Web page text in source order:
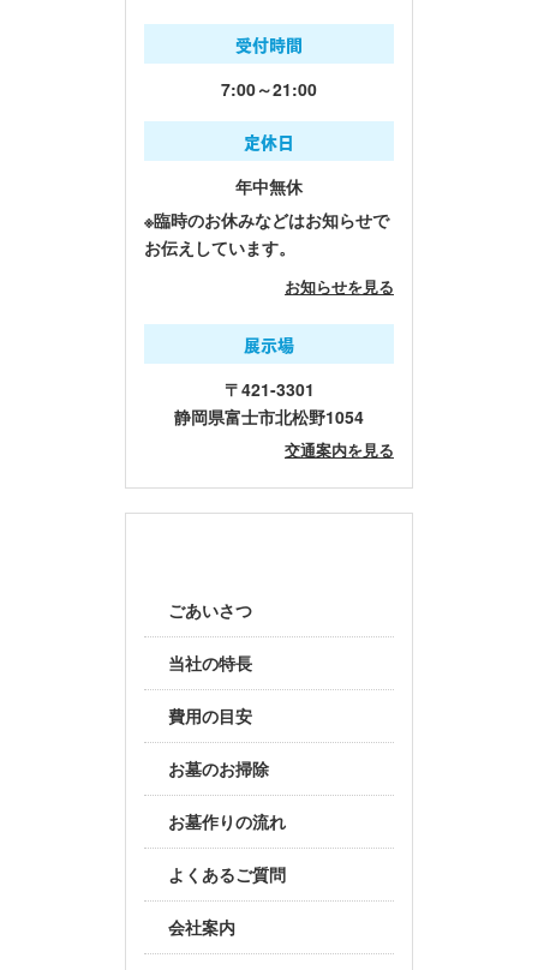
受付時間
7:00～21:00
定休日
年中無休
※臨時のお休みなどはお知らせで
お伝えしています。
お知らせを見る
展示場
〒421-3301
静岡県富士市北松野1054
交通案内を見る
ごあいさつ
当社の特長
費用の目安
お墓のお掃除
お墓作りの流れ
よくあるご質問
会社案内